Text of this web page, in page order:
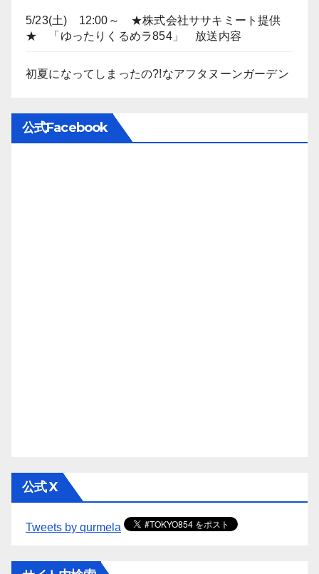
5/23(土) 12:00～ ★株式会社ササキミート提供
★ 「ゆったりくるめラ854」 放送内容
初夏になってしまったの?!なアフタヌーンガーデン
公式Facebook
公式 X
Tweets by qurmela